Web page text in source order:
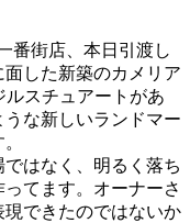
番街店、本日引渡し
した新築のカメリア
ルスチュアートがあ
な新しいランドマー
はなく、明るく落ち
てます。オーナーさ
できたのではないか